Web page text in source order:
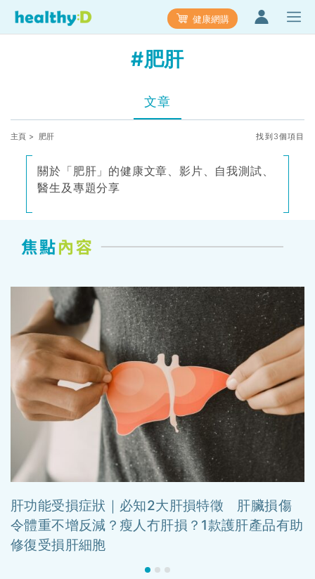
健康網購
#肥肝
文章
主頁 > 肥肝 找到3個項目
關於「肥肝」的健康文章、影片、自我測試、
醫生及專題分享
肝功能受損症狀｜必知2大肝損特徵 肝臟損傷
令體重不增反減？瘦人冇肝損？1款護肝產品有助
修復受損肝細胞